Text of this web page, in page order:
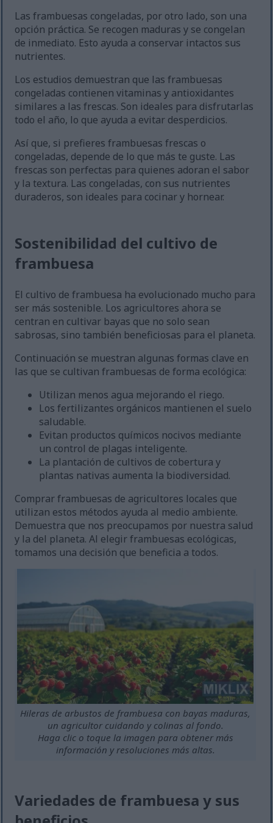
Las frambuesas congeladas, por otro lado, son una
opción práctica. Se recogen maduras y se congelan
de inmediato. Esto ayuda a conservar intactos sus
nutrientes.
Los estudios demuestran que las frambuesas
congeladas contienen vitaminas y antioxidantes
similares a las frescas. Son ideales para disfrutarlas
todo el año, lo que ayuda a evitar desperdicios.
Así que, si prefieres frambuesas frescas o
congeladas, depende de lo que más te guste. Las
frescas son perfectas para quienes adoran el sabor
y la textura. Las congeladas, con sus nutrientes
duraderos, son ideales para cocinar y hornear.
Sostenibilidad del cultivo de
frambuesa
El cultivo de frambuesa ha evolucionado mucho para
ser más sostenible. Los agricultores ahora se
centran en cultivar bayas que no solo sean
sabrosas, sino también beneficiosas para el planeta.
Continuación se muestran algunas formas clave en
las que se cultivan frambuesas de forma ecológica:
Utilizan menos agua mejorando el riego.
Los fertilizantes orgánicos mantienen el suelo
saludable.
Evitan productos químicos nocivos mediante
un control de plagas inteligente.
La plantación de cultivos de cobertura y
plantas nativas aumenta la biodiversidad.
Comprar frambuesas de agricultores locales que
utilizan estos métodos ayuda al medio ambiente.
Demuestra que nos preocupamos por nuestra salud
y la del planeta. Al elegir frambuesas ecológicas,
tomamos una decisión que beneficia a todos.
Hileras de arbustos de frambuesa con bayas maduras,
un agricultor cuidando y colinas al fondo.
Haga clic o toque la imagen para obtener más
información y resoluciones más altas.
Variedades de frambuesa y sus